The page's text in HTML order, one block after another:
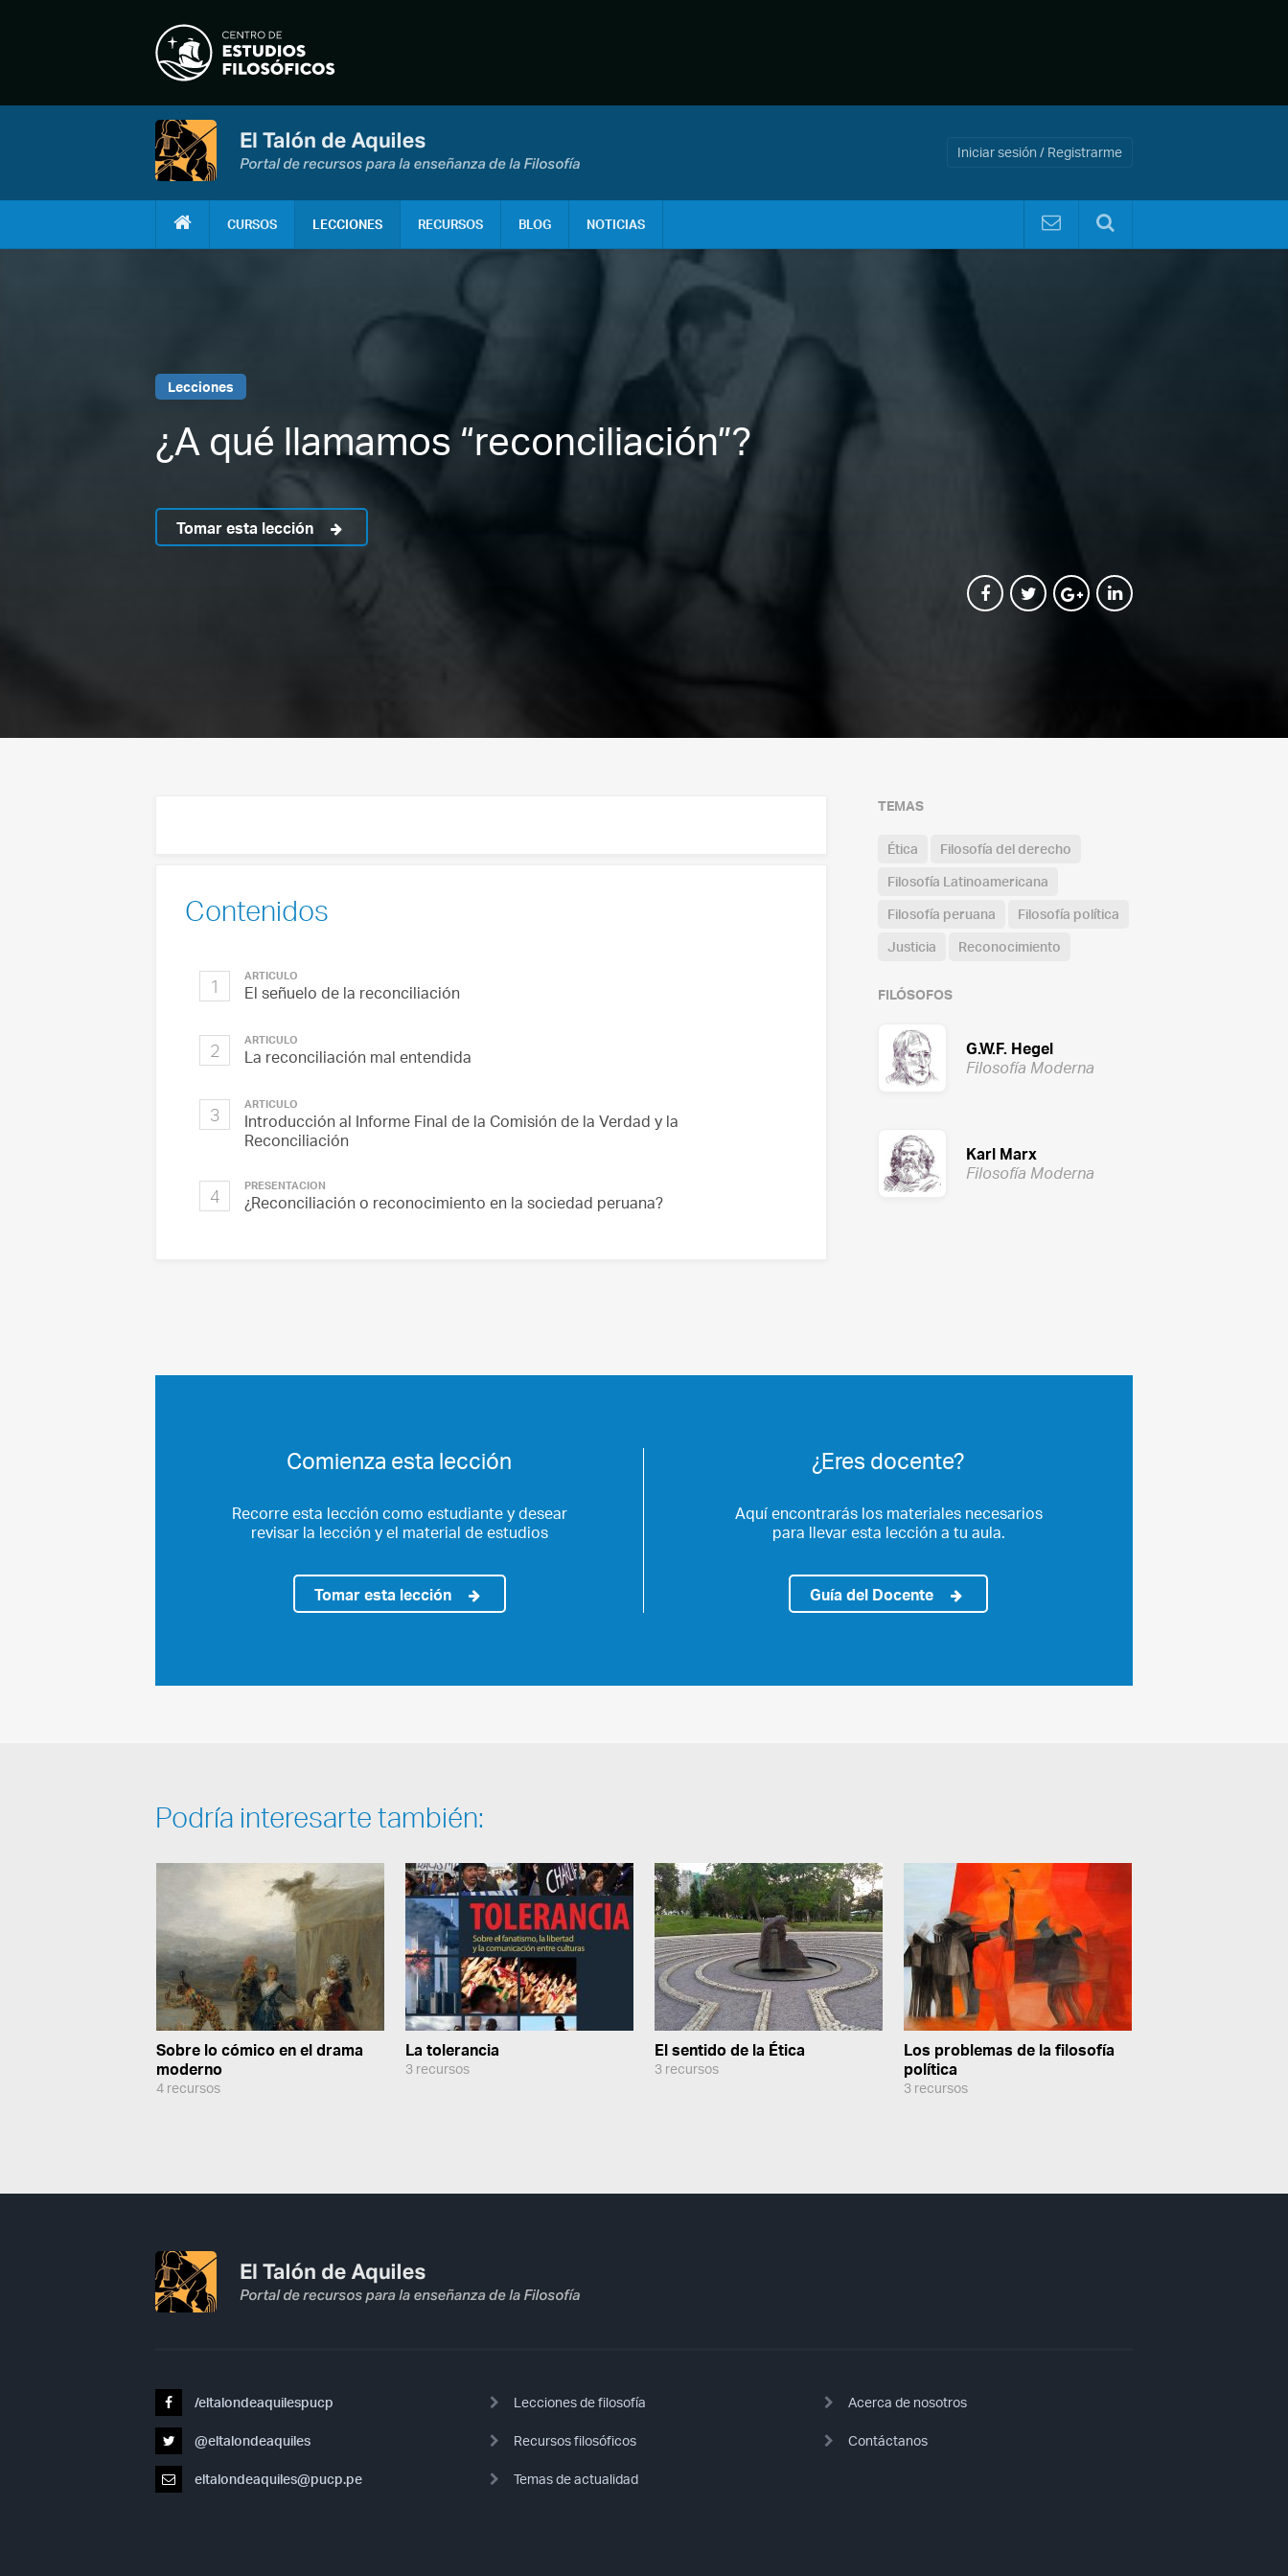
Iniciar sesión / Registrarme
CURSOS LECCIONES RECURSOS BLOG NOTICIAS
Lecciones
¿A qué llamamos “reconciliación”?
Tomar esta lección
Contenidos
1 ARTÍCULO
El señuelo de la reconciliación
2 ARTÍCULO
La reconciliación mal entendida
3 ARTÍCULO
Introducción al Informe Final de la Comisión de la Verdad y la
Reconciliación
4 PRESENTACIÓN
¿Reconciliación o reconocimiento en la sociedad peruana?
TEMAS
Ética
Filosofía del derecho
Filosofía Latinoamericana
Filosofía peruana
Filosofía política
Justicia
Reconocimiento
FILÓSOFOS
G.W.F. Hegel
Filosofía Moderna
Karl Marx
Filosofía Moderna
Comienza esta lección
Recorre esta lección como estudiante y desear
revisar la lección y el material de estudios
Tomar esta lección
¿Eres docente?
Aquí encontrarás los materiales necesarios
para llevar esta lección a tu aula.
Guía del Docente
Podría interesarte también:
Sobre lo cómico en el drama
moderno
4 recursos
La tolerancia
3 recursos
El sentido de la Ética
3 recursos
Los problemas de la filosofía
política
3 recursos
/eltalondeaquilespucp
@eltalondeaquiles
eltalondeaquiles@pucp.pe
Lecciones de filosofía
Recursos filosóficos
Temas de actualidad
Acerca de nosotros
Contáctanos